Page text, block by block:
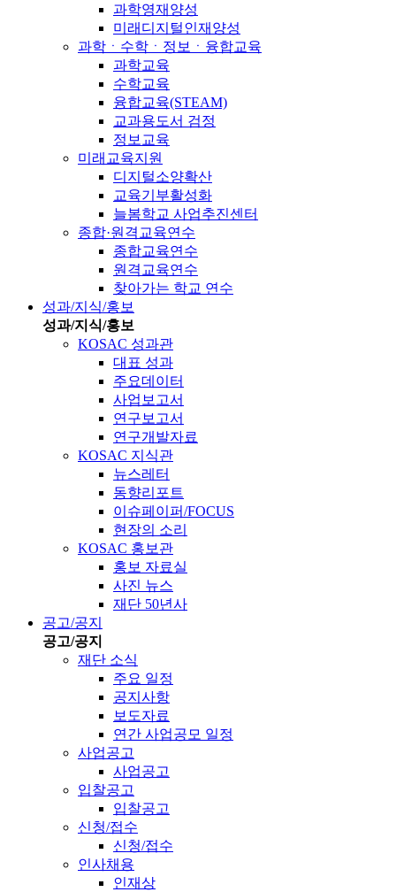
과학영재양성
미래디지털인재양성
과학ㆍ수학ㆍ정보ㆍ융합교육
과학교육
수학교육
융합교육(STEAM)
교과용도서 검정
정보교육
미래교육지원
디지털소양확산
교육기부활성화
늘봄학교 사업추진센터
종합·원격교육연수
종합교육연수
원격교육연수
찾아가는 학교 연수
성과/지식/홍보
성과/지식/홍보
KOSAC 성과관
대표 성과
주요데이터
사업보고서
연구보고서
연구개발자료
KOSAC 지식관
뉴스레터
동향리포트
이슈페이퍼/FOCUS
현장의 소리
KOSAC 홍보관
홍보 자료실
사진 뉴스
재단 50년사
공고/공지
공고/공지
재단 소식
주요 일정
공지사항
보도자료
연간 사업공모 일정
사업공고
사업공고
입찰공고
입찰공고
신청/접수
신청/접수
인사채용
인재상